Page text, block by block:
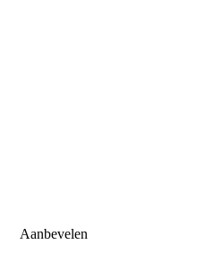
Aanbevelen